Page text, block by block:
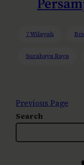
7 Wilayah
Surabaya Raya
Previous Page
Search